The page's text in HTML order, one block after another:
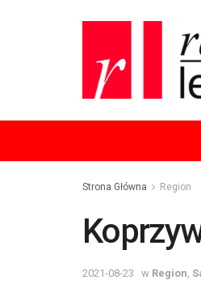
Strona Główna Region
2021-08-23 w Region